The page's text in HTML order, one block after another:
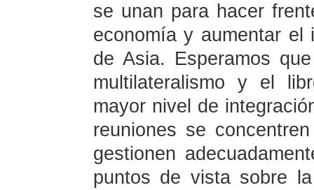
se unan para hacer
economía y aumentar el
de Asia. Esperamos
multilateralismo y el
mayor nivel de
reuniones se
gestionen
puntos de vista sobre